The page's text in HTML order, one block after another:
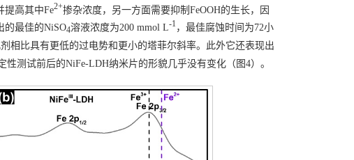
提高其中Fe2+掺杂浓度，另一方面需要抑制FeOOH的生长，因
的最佳的NiSO4溶液浓度为200 mmol L-1 ，最佳腐蚀时间为72小
相比具有更低的过电势和更小的塔菲尔斜率。此外它还表现出
性测试前后的NiFe-LDH纳米片的形貌几乎没有变化（图4）。